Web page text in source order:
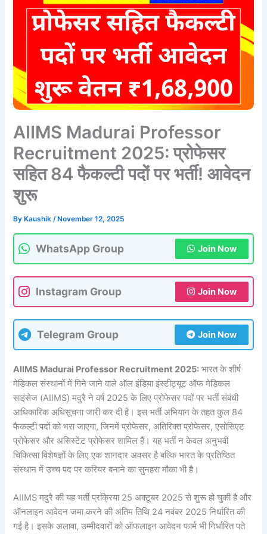
AIIMS Madurai Professor
Recruitment 2025: प्रोफेसर
सहित 84 फैकल्टी पदों पर भर्ती! आवेदन
शुरू
By Kaushik/ November 12, 2025
WhatsApp Group Join Now
Instagram Group Join Now
Telegram Group Join Now
AIIMS Madurai Professor Recruitment 2025: भारत के शीर्ष
मेडिकल संस्थानों में गिने जाने वाले ऑल इंडिया इंस्टीट्यूट ऑफ मेडिकल
साइंसेज (AIIMS) मदुरै ने वर्ष 2025 के लिए प्रोफेसर पदों पर भर्ती संबंधी
आधिकारिक अधिसूचना जारी कर दी है। इस भर्ती अभियान के तहत कुल 84
फैकल्टी पदों को भरा जाएगा, जिनमें प्रोफेसर, अतिरिक्त प्रोफेसर, एसोसिएट
प्रोफेसर और असिस्टेंट प्रोफेसर शामिल हैं। यह भर्ती न केवल अनुभवी
चिकित्सा विशेषज्ञों के लिए एक शानदार अवसर है बल्कि भारत के प्रतिष्ठित
संस्थान में उच्च पद पर करियर बनाने का सुनहरा मौका भी है।
AIIMS मदुरै की यह भर्ती प्रक्रिया 25 अक्टूबर 2025 से शुरू हो चुकी है और
ऑनलाइन आवेदन जमा करने की अंतिम तिथि 24 नवंबर 2025 निर्धारित की
गई है। इसके अलावा, उम्मीदवारों को ऑफलाइन आवेदन फार्म भी निर्धारित पते